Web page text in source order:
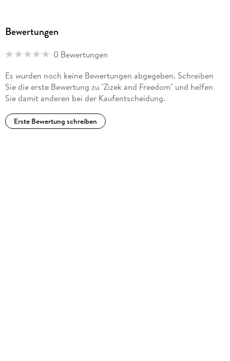
Bewertungen
0 Bewertungen
Es wurden noch keine Bewertungen abgegeben. Schreiben
Sie die erste Bewertung zu "Zizek and Freedom" und helfen
Sie damit anderen bei der Kaufentscheidung.
Erste Bewertung schreiben